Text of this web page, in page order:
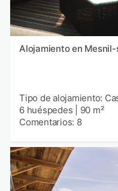
Alojamiento en
Tipo de alojamiento:
6 huéspedes
90 m²
Comentarios: 8